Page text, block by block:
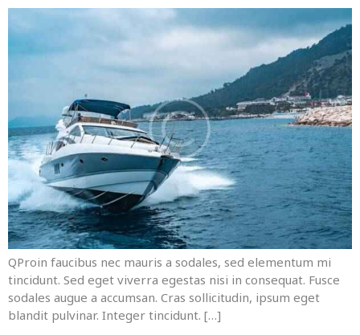
QProin faucibus nec mauris a sodales, sed elementum mi
tincidunt. Sed eget viverra egestas nisi in consequat. Fusce
sodales augue a accumsan. Cras sollicitudin, ipsum eget
blandit pulvinar. Integer tincidunt. […]